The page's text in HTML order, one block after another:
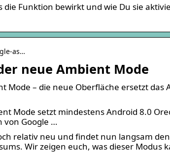
Funktion bewirkt und wie Du sie
as…
neue Ambient Mode
Mode – die neue Oberfläche ersetzt das
Mode setzt mindestens Android 8.0
von Google …
relativ neu und findet nun langsam
Wir zeigen euch, was dieser Modus